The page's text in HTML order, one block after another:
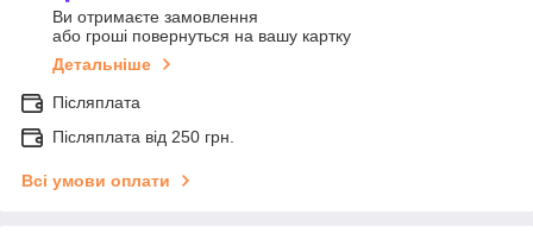
Ви отримаєте замовлення
або гроші повернуться на вашу картку
Детальніше
Післяплата
Післяплата від 250 грн.
Всі умови оплати